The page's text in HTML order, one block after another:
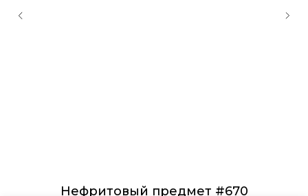
Нефритовый предмет #670